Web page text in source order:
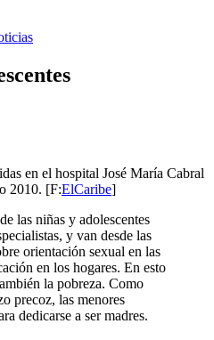
en el hospital José María Cabral
2010. [F:ElCaribe]
las niñas y adolescentes
y van desde las
orientación sexual en las
en los hogares. En esto
la pobreza. Como
precoz, las menores
dedicarse a ser madres.